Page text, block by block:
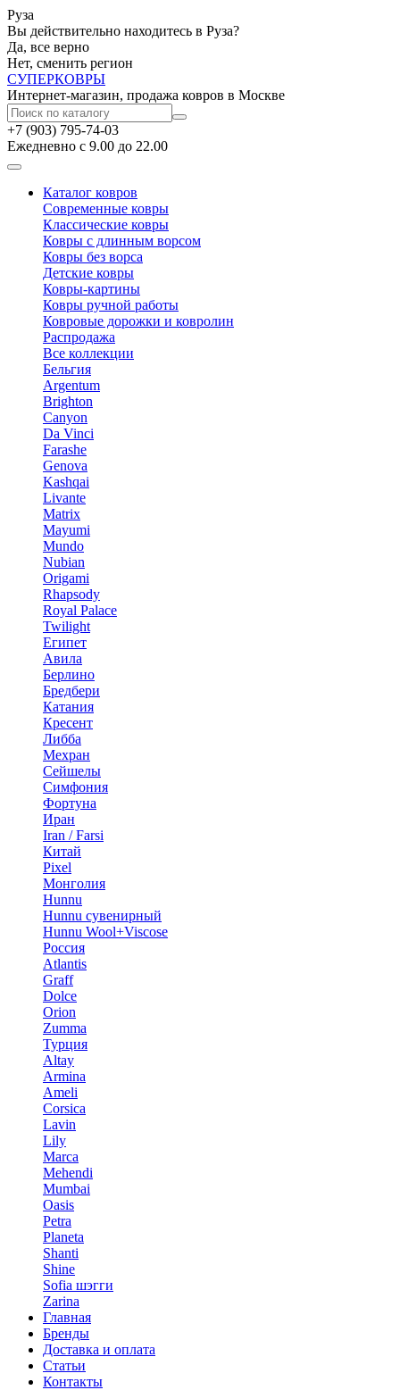
Руза
Вы действительно находитесь в Руза?
Да, все верно
Нет, сменить регион
СУПЕРКОВРЫ
Интернет-магазин, продажа ковров в Москве
+7 (903) 795-74-03
Ежедневно с 9.00 до 22.00
Каталог ковров
Современные ковры
Классические ковры
Ковры с длинным ворсом
Ковры без ворса
Детские ковры
Ковры-картины
Ковры ручной работы
Ковровые дорожки и ковролин
Распродажа
Все коллекции
Бельгия
Argentum
Brighton
Canyon
Da Vinci
Farashe
Genova
Kashqai
Livante
Matrix
Mayumi
Mundo
Nubian
Origami
Rhapsody
Royal Palace
Twilight
Египет
Авила
Берлино
Бредбери
Катания
Кресент
Либба
Мехран
Сейшелы
Симфония
Фортуна
Иран
Iran / Farsi
Китай
Pixel
Монголия
Hunnu
Hunnu сувенирный
Hunnu Wool+Viscose
Россия
Atlantis
Graff
Dolce
Orion
Zumma
Турция
Altay
Armina
Ameli
Corsica
Lavin
Lily
Marca
Mehendi
Mumbai
Oasis
Petra
Planeta
Shanti
Shine
Sofia шэгги
Zarina
Главная
Бренды
Доставка и оплата
Статьи
Контакты